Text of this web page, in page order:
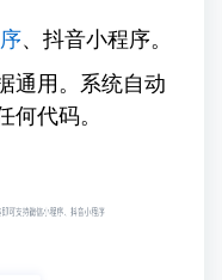
、抖音小程序。
通用。系统自动
代码。